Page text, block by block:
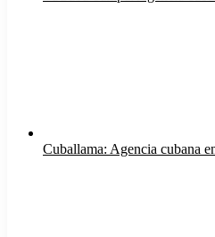
Cuballama: Agencia cubana